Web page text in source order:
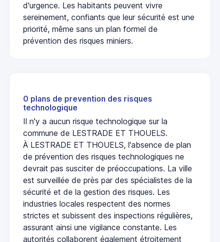
d'urgence. Les habitants peuvent vivre
sereinement, confiants que leur sécurité est une
priorité, même sans un plan formel de
prévention des risques miniers.
0 plans de prevention des risques
technologique
Il n'y a aucun risque technologique sur la
commune de LESTRADE ET THOUELS.
À LESTRADE ET THOUELS, l'absence de plan
de prévention des risques technologiques ne
devrait pas susciter de préoccupations. La ville
est surveillée de près par des spécialistes de la
sécurité et de la gestion des risques. Les
industries locales respectent des normes
strictes et subissent des inspections régulières,
assurant ainsi une vigilance constante. Les
autorités collaborent également étroitement